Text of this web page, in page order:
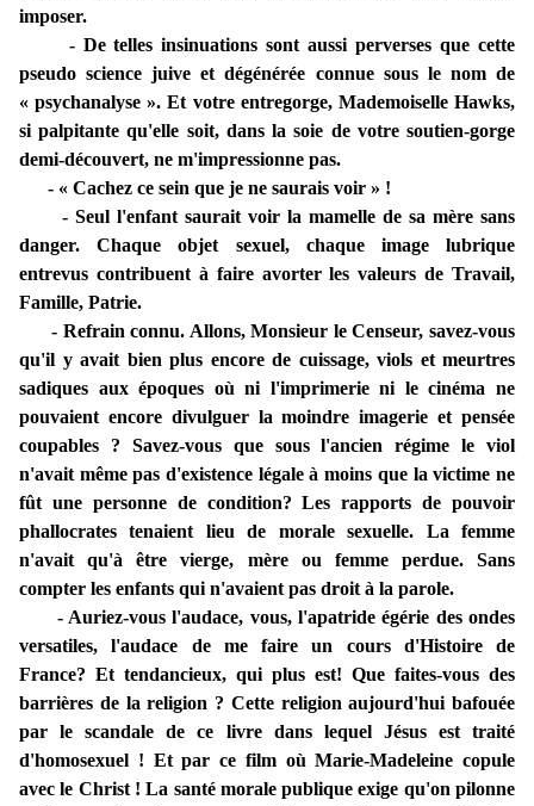
imposer.
- De telles insinuations sont aussi perverses que cette
pseudo science juive et dégénérée connue sous le nom de
« psychanalyse ». Et votre entregorge, Mademoiselle Hawks,
si palpitante qu'elle soit, dans la soie de votre soutien-gorge
demi-découvert, ne m'impressionne pas.
- « Cachez ce sein que je ne saurais voir » !
- Seul l'enfant saurait voir la mamelle de sa mère sans
danger. Chaque objet sexuel, chaque image lubrique
entrevus contribuent à faire avorter les valeurs de Travail,
Famille, Patrie.
- Refrain connu. Allons, Monsieur le Censeur, savez-vous
qu'il y avait bien plus encore de cuissage, viols et meurtres
sadiques aux époques où ni l'imprimerie ni le cinéma ne
pouvaient encore divulguer la moindre imagerie et pensée
coupables ? Savez-vous que sous l'ancien régime le viol
n'avait même pas d'existence légale à moins que la victime ne
fût une personne de condition? Les rapports de pouvoir
phallocrates tenaient lieu de morale sexuelle. La femme
n'avait qu'à être vierge, mère ou femme perdue. Sans
compter les enfants qui n'avaient pas droit à la parole.
- Auriez-vous l'audace, vous, l'apatride égérie des ondes
versatiles, l'audace de me faire un cours d'Histoire de
France? Et tendancieux, qui plus est! Que faites-vous des
barrières de la religion ? Cette religion aujourd'hui bafouée
par le scandale de ce livre dans lequel Jésus est traité
d'homosexuel ! Et par ce film où Marie-Madeleine copule
avec le Christ ! La santé morale publique exige qu'on pilonne